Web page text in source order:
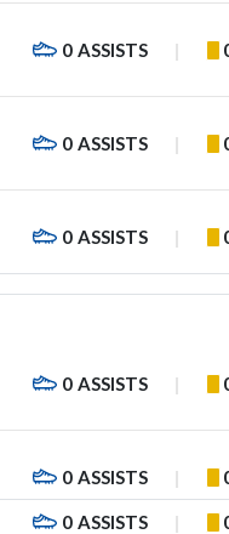
0 ASSISTS
0 ASSISTS
0 ASSISTS
0 ASSISTS
0 ASSISTS
0 ASSISTS